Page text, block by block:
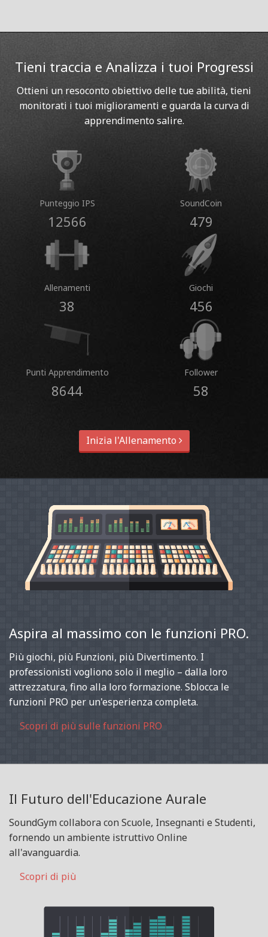
Tieni traccia e Analizza i tuoi Progressi
Ottieni un resoconto obiettivo delle tue abilità, tieni
monitorati i tuoi miglioramenti e guarda la curva di
apprendimento salire.
Punteggio IPS
12566
SoundCoin
479
Allenamenti
38
Giochi
456
Punti Apprendimento
8644
Follower
58
Inizia l'Allenamento
Aspira al massimo con le funzioni PRO.
Più giochi, più Funzioni, più Divertimento. I
professionisti vogliono solo il meglio – dalla loro
attrezzatura, fino alla loro formazione. Sblocca le
funzioni PRO per un'esperienza completa.
Scopri di più sulle funzioni PRO
Il Futuro dell'Educazione Aurale
SoundGym collabora con Scuole, Insegnanti e Studenti,
fornendo un ambiente istruttivo Online
all'avanguardia.
Scopri di più